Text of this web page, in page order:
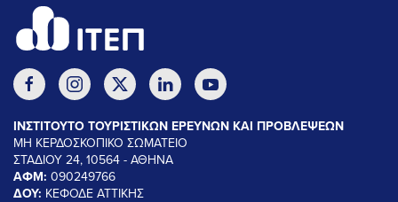
ΙΝΣΤΙΤΟΥΤΟ ΤΟΥΡΙΣΤΙΚΩΝ ΕΡΕΥΝΩΝ ΚΑΙ ΠΡΟΒΛΕΨΕΩΝ
ΜΗ ΚΕΡΔΟΣΚΟΠΙΚΟ ΣΩΜΑΤΕΙΟ
ΣΤΑΔΙΟΥ 24, 10564 - ΑΘΗΝΑ
ΑΦΜ: 090249766
ΔΟΥ: ΚΕΦΟΔΕ ΑΤΤΙΚΗΣ